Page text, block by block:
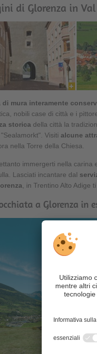
di Glorenza in
di mura interamente
nobili case di città e i
storica della città la
Visiti alcune
nella Torre della Chiesa.
immergerti nella carina
Lasciati incantare dal
, in Trentino Alto Adige
a Glorenza in